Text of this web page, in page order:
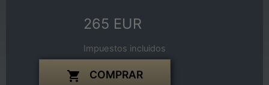
265 EUR
Impuestos incluidos
 COMPRAR